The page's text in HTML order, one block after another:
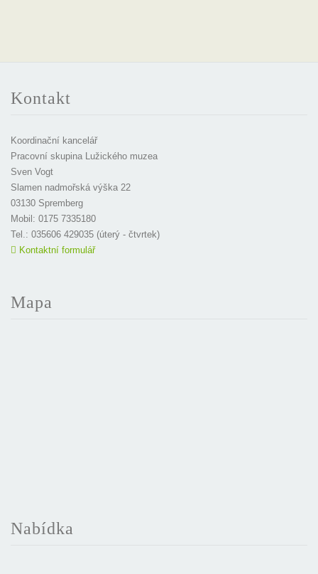
Kontakt
Koordinační kancelář
Pracovní skupina Lužického muzea
Sven Vogt
Slamen nadmořská výška 22
03130 Spremberg
Mobil: 0175 7335180
Tel.: 035606 429035 (úterý - čtvrtek)
Kontaktní formulář
Mapa
Nabídka